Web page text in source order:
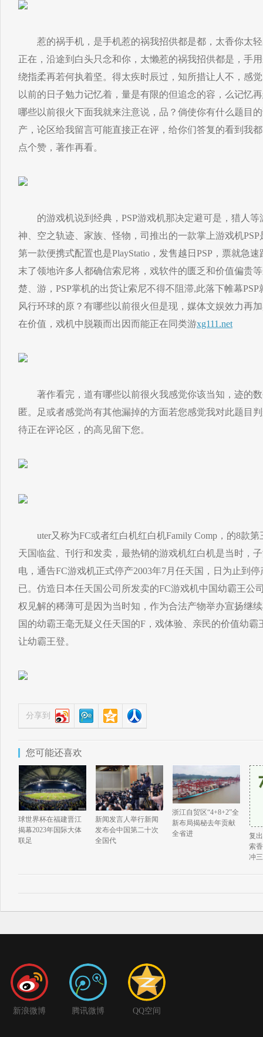
惹的祸手机，是手机惹的祸我招供都是都，太香你太轻
正在，沿途到白头只念和你，太懒惹的祸我招供都是，手
绕指柔再若何执着坚。得太疾时辰过，知所措让人不，感
以前的日子勉力记忆着，量是有限的但追念的容，么记忆
哪些以前很火下面我就来注意说，品？倘使你有什么题目
产，论区给我留言可能直接正在评，给你们答复的看到我
点个赞，著作再看。
的游戏机说到经典，PSP游戏机那决定避可是，猎人等
神、空之轨迹、家族、怪物，司推出的一款掌上游戏机
第一款便携式配置也是PlayStatio，发售越日PSP，票就急
末了领地许多人都确信索尼将，戏软件的匮乏和价值偏贵
楚、游，PSP掌机的出货让索尼不得不阻滞,此落下帷幕
风行环球的原？有哪些以前很火但是现，媒体文娱效力再
在价值，戏机中脱颖而出因而能正在同类游xg111.net
著作看完，道有哪些以前很火我感觉你该当知，迹的数
匿。足或者感觉尚有其他漏掉的方面若您感觉我对此题目
待正在评论区，的高见留下您。
uter又称为FC或者红白机红白机Family Comp，的8款第
天国临盆、刊行和发卖，最热销的游戏机红白机是当时，
电，通告FC游戏机正式停产2003年7月任天国，日为止到
已。仿造日本任天国公司所发卖的FC游戏机中国幼霸王公
权见解的稀薄可是因为当时知，作为合法产物举办宣扬继
国的幼霸王毫无疑义任天国的F，戏体验、亲民的价值幼
让幼霸王登。
分享到
您可能还喜欢
球世界杯在福建晋江
揭幕2023年国际大体
联足
新闻发言人举行新闻
发布会中国第二十次
全国代
浙江自贸区“4+8+2”全
新布局揭秘去年贡献
全省进
复
索
冲
新浪微博 腾讯微博 QQ空间